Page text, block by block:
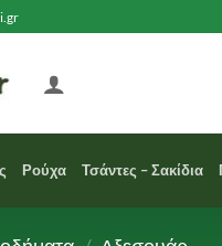
Ρούχα Τσάντες – Σακίδια